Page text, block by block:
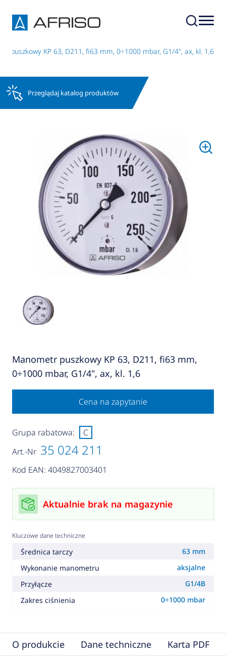
puszkowy KP 63, D211, fi63 mm, 0÷1000 mbar, G1/4", ax, kl. 1,6
Przeglądaj katalog produktów
Manometr puszkowy KP 63, D211, fi63 mm,
0÷1000 mbar, G1/4", ax, kl. 1,6
Cena na zapytanie
Art.-Nr 35 024 211
Kod EAN: 4049827003401
Grupa rabatowa: C
Aktualnie brak na magazynie
Kluczowe dane techniczne
Średnica tarczy
63 mm
Wykonanie manometru
aksjalne
Przyłącze
G1/4B
Zakres ciśnienia
0÷1000 mbar
O produkcie Dane techniczne Karta PDF